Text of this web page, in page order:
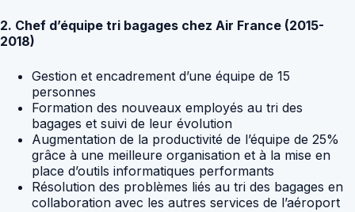
2. Chef d’équipe tri bagages chez Air France (2015-
2018)
Gestion et encadrement d’une équipe de 15
personnes
Formation des nouveaux employés au tri des
bagages et suivi de leur évolution
Augmentation de la productivité de l’équipe de 25%
grâce à une meilleure organisation et à la mise en
place d’outils informatiques performants
Résolution des problèmes liés au tri des bagages en
collaboration avec les autres services de l’aéroport